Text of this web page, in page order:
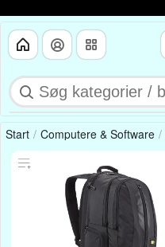
Start Computere & Software